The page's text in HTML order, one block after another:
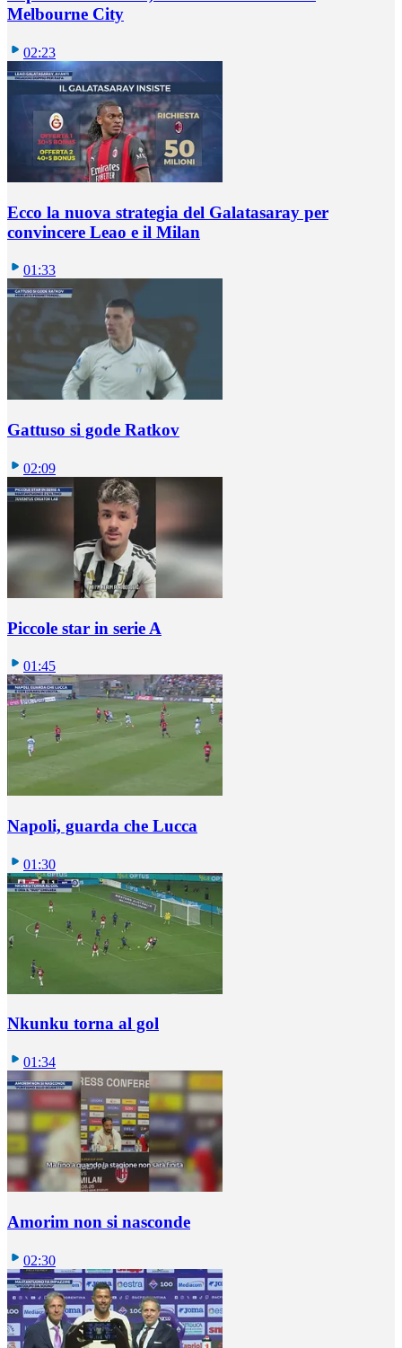
Melbourne City
02:23
Ecco la nuova strategia del Galatasaray per
convincere Leao e il Milan
01:33
Gattuso si gode Ratkov
02:09
Piccole star in serie A
01:45
Napoli, guarda che Lucca
01:30
Nkunku torna al gol
01:34
Amorim non si nasconde
02:30